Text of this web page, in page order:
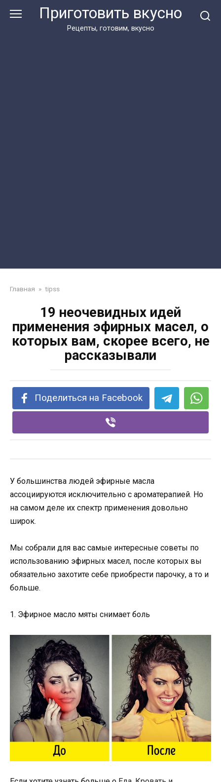
Приготовить вкусно
Рецепты, готовим, вкусно
Главная » tipss
19 неочевидных идей
применения эфирных масел, о
которых вам, скорее всего, не
рассказывали
Поделиться на Facebook
У большинства людей эфирные масла
ассоциируются исключительно с ароматерапией. Но
на самом деле их спектр применения довольно
широк.
Мы собрали для вас самые интересные советы по
использованию эфирных масел, после которых вы
обязательно захотите себе приобрести парочку, а то и
больше.
1. Эфирное масло мяты снимает боль